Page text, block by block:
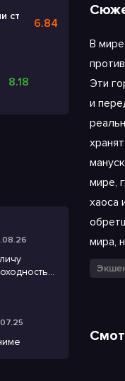
становится Святым
6.84
8.18
В
Эти
и
мире,
хаоса
мира,